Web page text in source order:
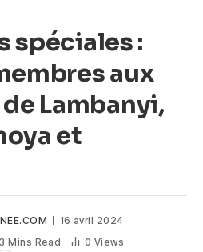
spéciales :
aux
Lambanyi,
et
16 avril 2024
3 Mins Read 0 Views